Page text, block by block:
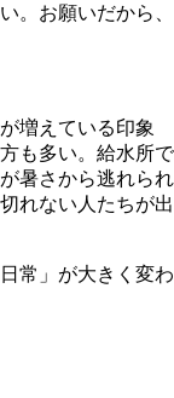
。お願いだから、
増えている印象
も多い。給水所で
暑さから逃れられ
れない人たちが出
常」が大きく変わ